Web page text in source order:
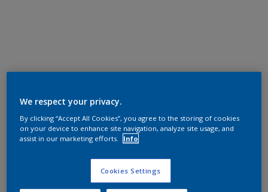
We respect your privacy.
By clicking “Accept All Cookies”, you agree to the storing of cookies
on your device to enhance site navigation, analyze site usage, and
assist in our marketing efforts.
Info
Cookies Settings